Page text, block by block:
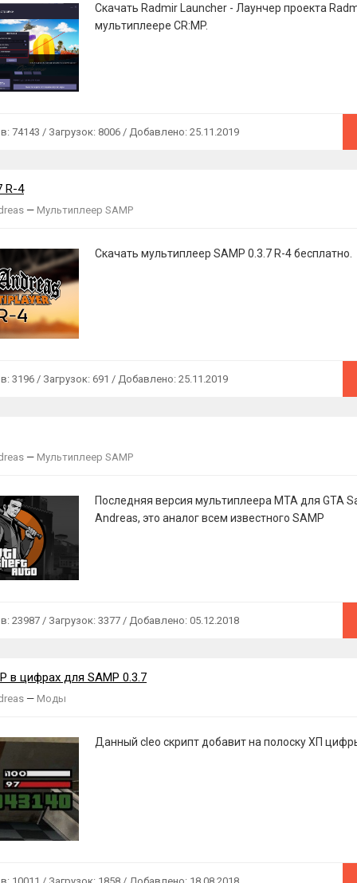
Скачать Radmir Launcher - Лаунчер проекта
мультиплеере CR:MP.
74143 / Загрузок: 8006 / Добавлено: 25.11.2019
R-4
— Мультиплеер SAMP
Скачать мультиплеер SAMP 0.3.7 R-4 бесплатно.
3196 / Загрузок: 691 / Добавлено: 25.11.2019
— Мультиплеер SAMP
Последняя версия мультиплеера МТА для GTA
Andreas, это аналог всем известного SAMP
23987 / Загрузок: 3377 / Добавлено: 05.12.2018
в цифрах для SAMP 0.3.7
— Моды
Данный cleo скрипт добавит на полоску ХП